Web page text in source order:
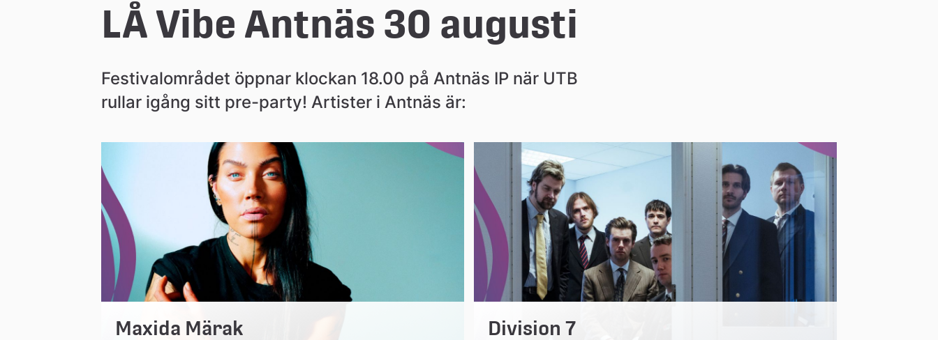
LÅ Vibe Antnäs 30 augusti
Festivalområdet öppnar klockan 18.00 på Antnäs IP när UTB
rullar igång sitt pre-party! Artister i Antnäs är:
Maxida Märak Division 7